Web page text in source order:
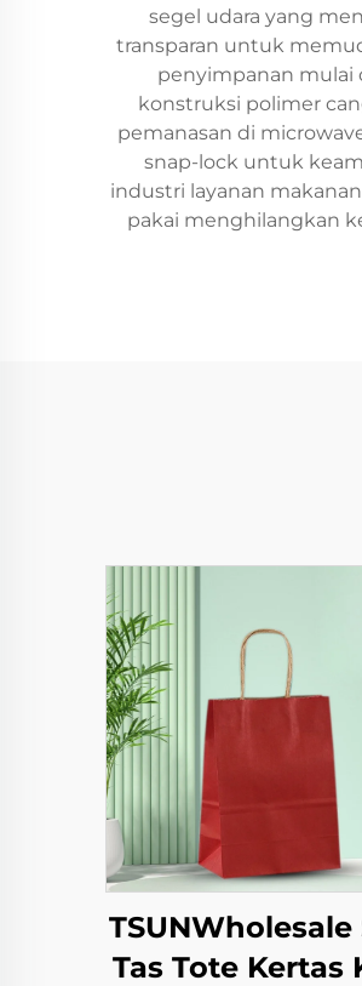
segel udara yang
transparan untuk
penyimpanan mulai
konstruksi polimer
pemanasan di
snap-lock untuk
industri layanan
pakai menghilangkan
TSUNWholesale
Tas Tote Kertas